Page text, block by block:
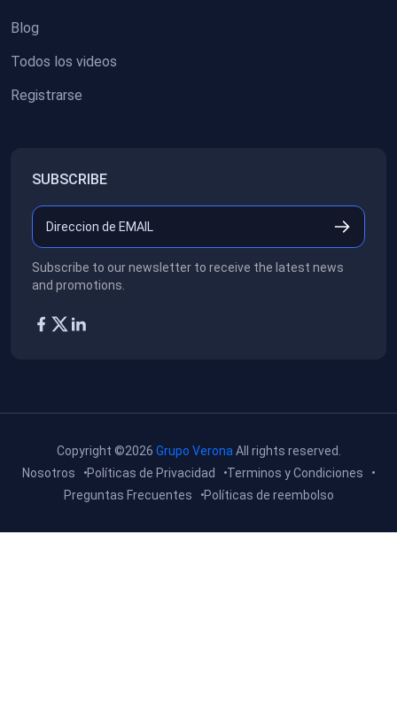
Blog
Todos los videos
Registrarse
SUBSCRIBE
Subscribe to our newsletter to receive the latest news
and promotions.
Copyright ©2026 Grupo Verona All rights reserved.
Nosotros
Políticas de Privacidad
Terminos y Condiciones
Preguntas Frecuentes
Políticas de reembolso